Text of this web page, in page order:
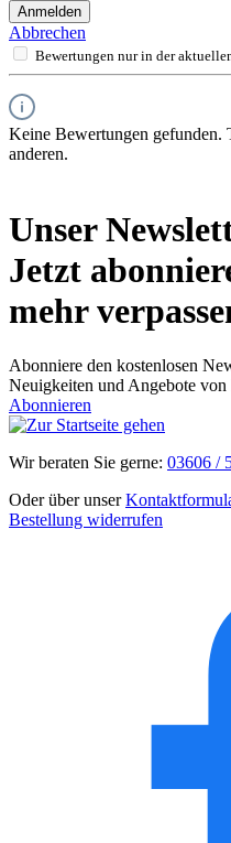
Anmelden
Abbrechen
Bewertungen nur in der
Keine Bewertungen gefunden.
anderen.
Unser
Jetzt
mehr
Abonniere den kostenlosen
Neuigkeiten und Angebote
Abonnieren
Wir beraten Sie gerne: 03606 /
Oder über unser
Bestellung widerrufen